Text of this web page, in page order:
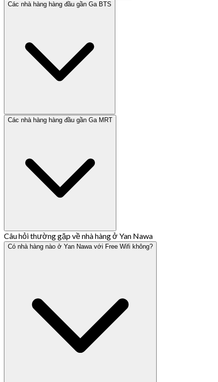
Các nhà hàng hàng đầu gần Ga BTS
Các nhà hàng hàng đầu gần Ga MRT
Câu hỏi thường gặp về nhà hàng ở Yan Nawa
Có nhà hàng nào ở Yan Nawa với Free Wifi không?